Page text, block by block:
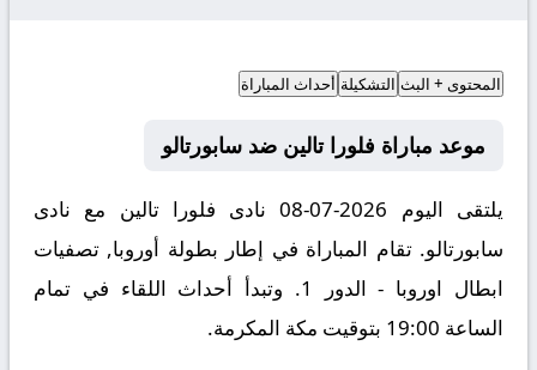
المحتوى + البث التشكيلة أحداث المباراة
موعد مباراة فلورا تالين ضد سابورتالو
يلتقى اليوم 2026-07-08 نادى فلورا تالين مع نادى
سابورتالو. تقام المباراة في إطار بطولة أوروبا, تصفيات
ابطال اوروبا - الدور 1. وتبدأ أحداث اللقاء في تمام
الساعة 19:00 بتوقيت مكة المكرمة.